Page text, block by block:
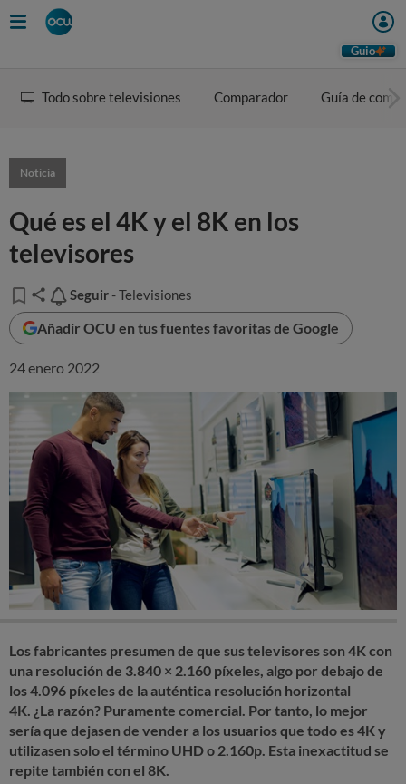
Guio
Todo sobre televisiones Comparador Guía de
Noticia
Qué es el 4K y el 8K en los
televisores
Seguir
Seguir - Televisiones
Añadir OCU en tus fuentes favoritas de Google
24 enero 2022
Los fabricantes presumen de que sus televisores son 4K con
una resolución de 3.840 × 2.160 píxeles, algo por debajo de
los 4.096 píxeles de la auténtica resolución horizontal
4K. ¿La razón? Puramente comercial. Por tanto, lo mejor
sería que dejasen de vender a los usuarios que todo es 4K y
utilizasen solo el término UHD o 2.160p. Esta inexactitud se
repite también con el 8K.